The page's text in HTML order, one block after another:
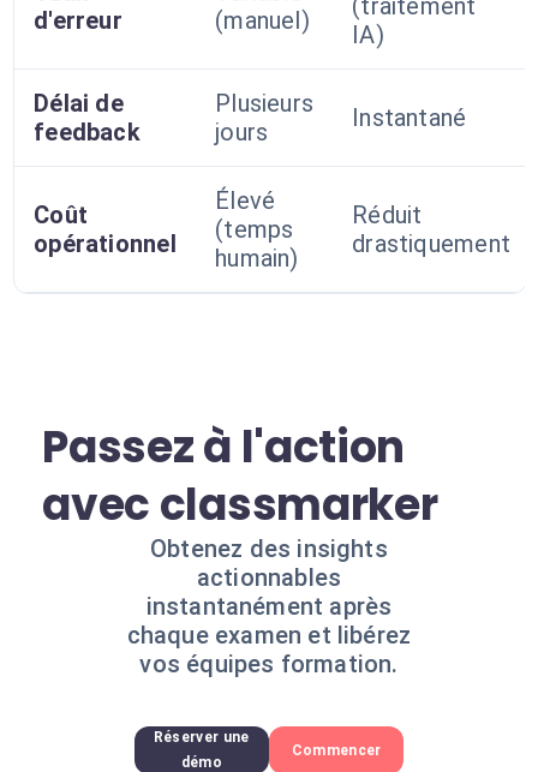
d'erreur
(manuel)
(traitement
IA)
Délai de
feedback
Plusieurs
jours
Instantané
Coût
opérationnel
Élevé
(temps
humain)
Réduit
drastiquement
Passez à l'action
avec classmarker
Obtenez des insights
actionnables
instantanément après
chaque examen et libérez
vos équipes formation.
Réserver une
démo
Commencer